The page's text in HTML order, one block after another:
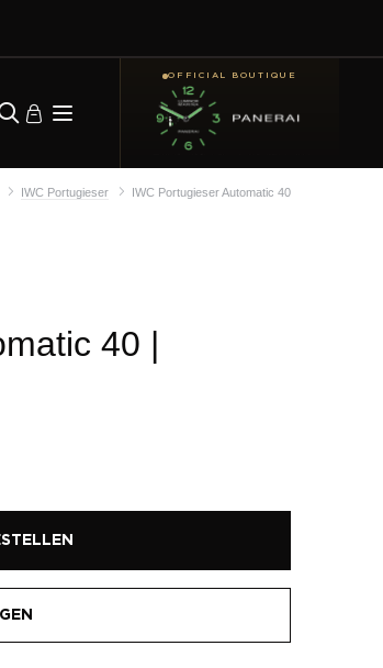
OFFICIAL BOUTIQUE
IWC Portugieser IWC Portugieser Automatic 40
40 |